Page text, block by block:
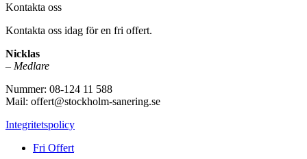
Kontakta oss
Kontakta oss idag för en fri offert.
Nicklas
– Medlare
Nummer: 08-124 11 588
Mail: offert@stockholm-sanering.se
Integritetspolicy
Fri Offert